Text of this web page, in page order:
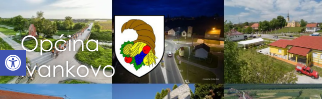
Open toolbar
to
content
to
left
sidebar
to
footer